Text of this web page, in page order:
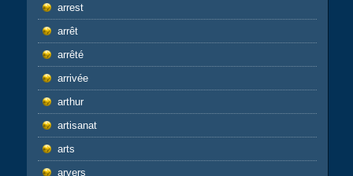
arrest
arrêt
arrêté
arrivée
arthur
artisanat
arts
arvers